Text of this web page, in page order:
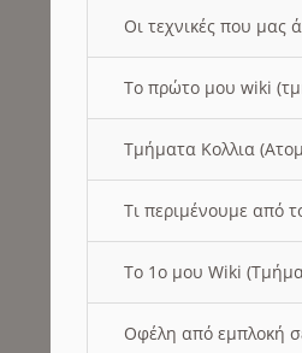
Οι τεχνικές που
Το πρώτο μου wiki
Τμήματα Κολλια
Τι περιμένουμε από
Το 1ο μου Wiki
Οφέλη από εμπλοκή